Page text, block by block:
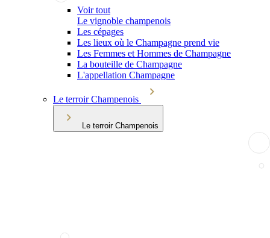
Voir tout
Le vignoble champenois
Les cépages
Les lieux où le Champagne prend vie
Les Femmes et Hommes de Champagne
La bouteille de Champagne
L'appellation Champagne
Le terroir Champenois
Le terroir Champenois